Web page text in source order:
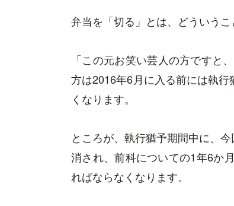
弁当を「切る」とは、どういうこ
「この元お笑い芸人の方ですと
方は2016年6月に入る前には執
くなります。
ところが、執行猶予期間中に、
消され、前科についての1年6か
ればならなくなります。